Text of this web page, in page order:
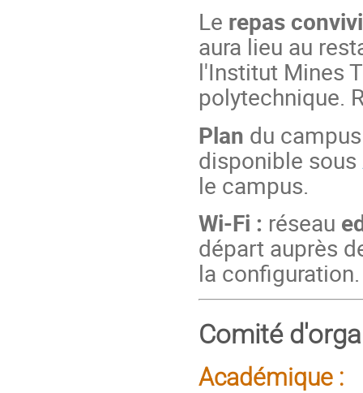
Le repas
aura lieu au
l'Institut Mines
polytechnique.
Plan du
disponible sous
le campus.
Wi-Fi : réseau
départ auprès
la configuration.
Comité
Académique :